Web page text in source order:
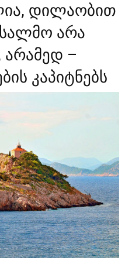
დილაობით
არა
არამედ –
კაპიტნებს